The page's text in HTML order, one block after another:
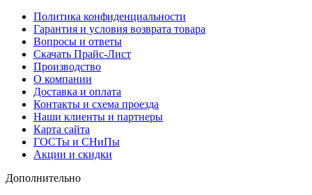
Политика конфиденциальности
Гарантия и условия возврата товара
Вопросы и ответы
Скачать Прайс-Лист
Производство
О компании
Доставка и оплата
Контакты и схема проезда
Наши клиенты и партнеры
Карта сайта
ГОСТы и СНиПы
Акции и скидки
Дополнительно